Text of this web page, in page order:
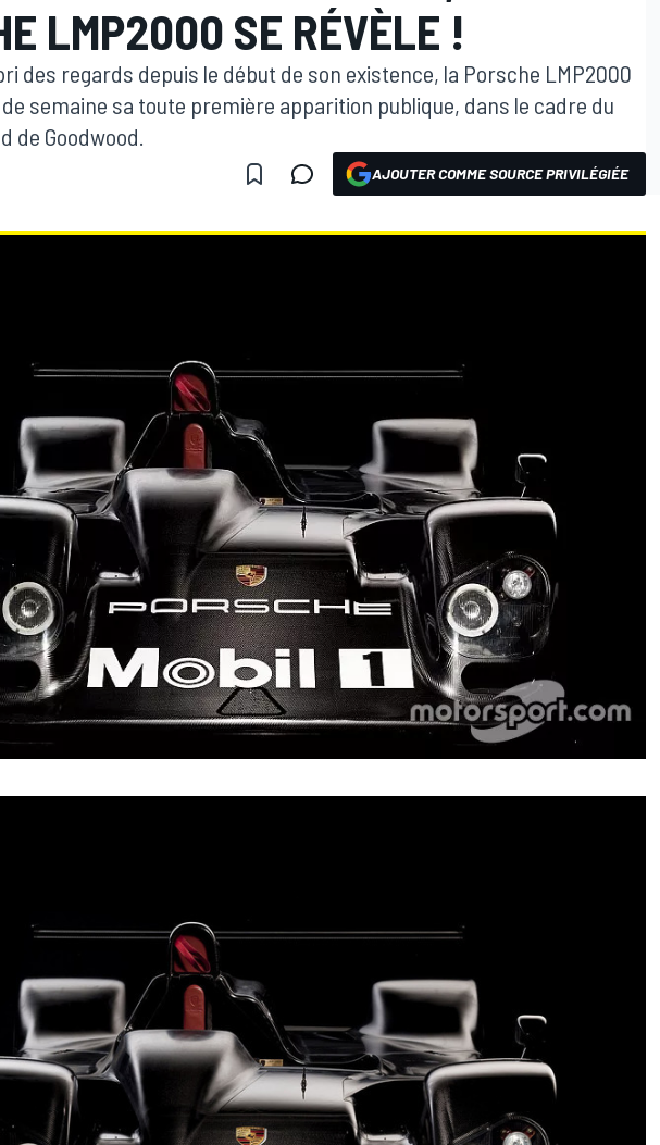
LMP2000 SE RÉVÈLE !
des regards depuis le début de son existence, la Porsche LMP2000
semaine sa toute première apparition publique, dans le cadre du
de Goodwood.
AJOUTER COMME SOURCE PRIVILÉGIÉE